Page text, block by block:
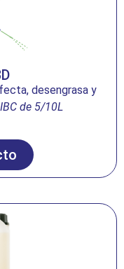
desengrasa y
de 5/10L